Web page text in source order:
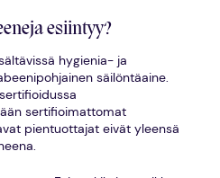
esiintyy?
hygienia- ja
säilöntäaine.
sertifioimattomat
pientuottajat eivät yleensä